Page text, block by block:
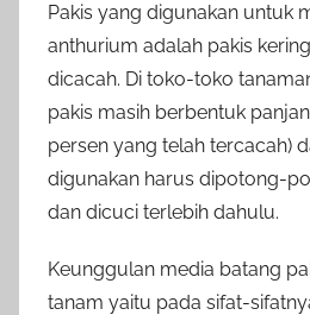
Pakis yang digunakan untuk
anthurium adalah pakis
dicacah. Di toko-toko
pakis masih berbentuk
persen yang telah tercacah)
digunakan harus dipotong-
dan dicuci terlebih dahulu.
Keunggulan media batang
tanam yaitu pada sifat-